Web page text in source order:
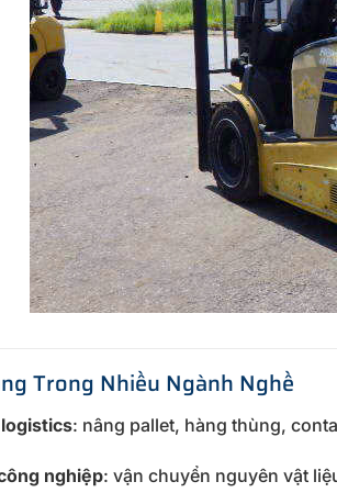
Trong Nhiều Ngành Nghề
logistics: nâng pallet, hàng thùng,
nghiệp: vận chuyển nguyên vật